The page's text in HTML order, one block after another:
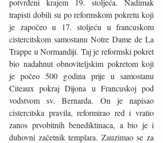
trapisti dobili su po reformskom pokretu koji
je započeo u 17. stoljeću u francuskom
cistercitskom samostanu Notre Dame de La
Trappe u Normandiji. Taj je reformski pokret
bio nadahnut obnoviteljskim pokretom koji
je počeo 500 godina prije u samostanu
Citeaux pokraj Dijona u Francuskoj pod
vodstvom sv. Bernarda. On je napisao
cistercitska pravila, reformirao red i vratio
zanos prvobitnih benediktinaca, a bio je i
duhovni začetnik templara. Zauzimao se za